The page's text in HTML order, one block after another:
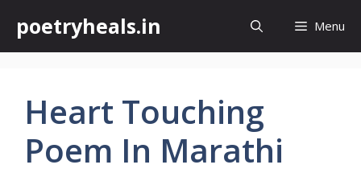
content
poetryheals.in Menu
Heart Touching
Poem In Marathi